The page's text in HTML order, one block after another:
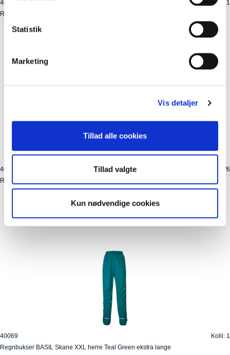
Statistik
Marketing
Vis detaljer
Tillad alle cookies
Tillad valgte
Kun nødvendige cookies
40064
Kolli: 1
Regnbukser BASIL Skane M herre Teal Green
40057
Kolli: 1/6
Regnbukser BASIL Skane XXL herre Jet Black
40069
Kolli: 1
Regnbukser BASIL Skane XXL herre Teal Green ekstra lange